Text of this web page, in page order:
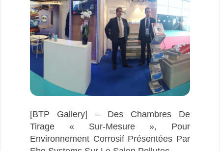
[BTP Gallery] – Des Chambres De
Tirage « Sur-Mesure », Pour
Environnement Corrosif Présentées Par